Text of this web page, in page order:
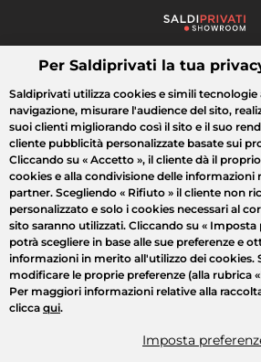
Cosa cerchi?
Tutte le vendite Moda Casa
Per Saldiprivati la tua
Saldiprivati utilizza cookies e simili tecnologie
navigazione, misurare l'audience del sito,
suoi clienti migliorando così il sito e il suo
cliente pubblicità personalizzate basate sui
Cliccando su « Accetto », il cliente dà il
cookies e alla condivisione delle informazioni
partner. Scegliendo « Rifiuto » il cliente non
personalizzato e solo i cookies necessari al
sito saranno utilizzati. Cliccando su « Imposta
potrà scegliere in base alle sue preferenze e
informazioni in merito all'utilizzo dei cookies.
modificare le proprie preferenze (alla rubrica
Per maggiori informazioni relative alla
clicca qui.
Imposta